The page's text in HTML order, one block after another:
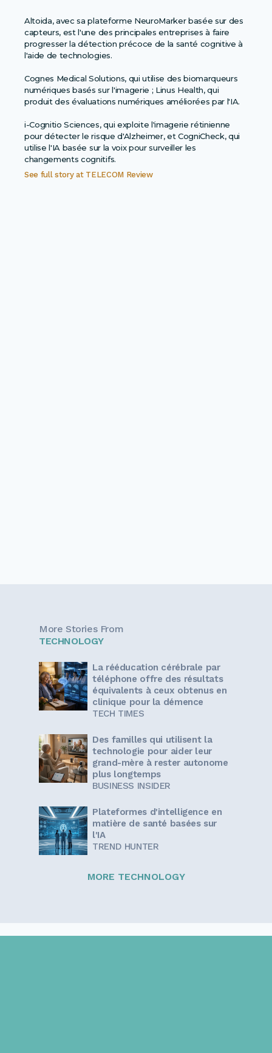
Altoida, avec sa plateforme NeuroMarker basée sur des
capteurs, est l'une des principales entreprises à faire
progresser la détection précoce de la santé cognitive à
l'aide de technologies.
Cognes Medical Solutions, qui utilise des biomarqueurs
numériques basés sur l'imagerie ; Linus Health, qui
produit des évaluations numériques améliorées par l'IA.
i-Cognitio Sciences, qui exploite l'imagerie rétinienne
pour détecter le risque d'Alzheimer, et CogniCheck, qui
utilise l'IA basée sur la voix pour surveiller les
changements cognitifs.
See full story atTELECOM Review
More Stories From
TECHNOLOGY
La rééducation cérébrale par
téléphone offre des résultats
équivalents à ceux obtenus en
clinique pour la démence
TECH TIMES
Des familles qui utilisent la
technologie pour aider leur
grand-mère à rester autonome
plus longtemps
BUSINESS INSIDER
Plateformes d'intelligence en
matière de santé basées sur
l'IA
TREND HUNTER
MORE TECHNOLOGY